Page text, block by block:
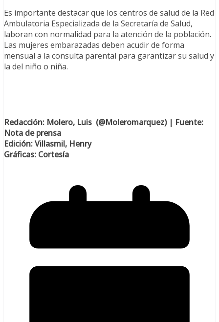
Es importante destacar que los centros de salud de la Red
Ambulatoria Especializada de la Secretaría de Salud,
laboran con normalidad para la atención de la población.
Las mujeres embarazadas deben acudir de forma
mensual a la consulta parental para garantizar su salud y
la del niño o niña.
Redacción: Molero, Luis (@Moleromarquez) | Fuente:
Nota de prensa
Edición: Villasmil, Henry
Gráficas: Cortesía